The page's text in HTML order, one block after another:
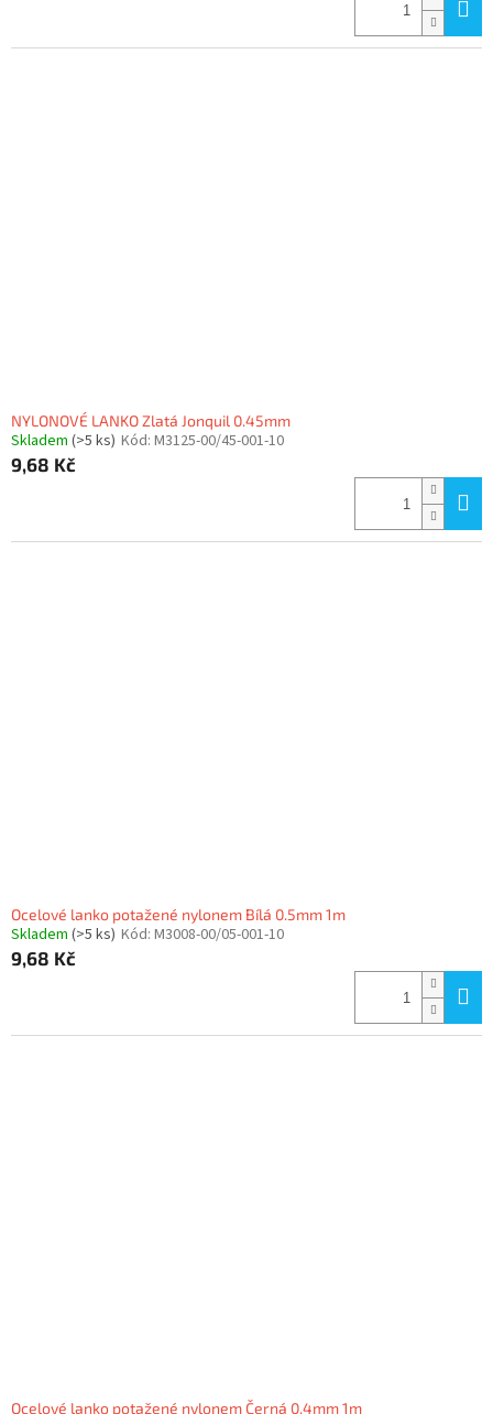
NYLONOVÉ LANKO Zlatá Jonquil 0.45mm
Skladem (>5 ks) Kód: M3125-00/45-001-10
9,68 Kč
Ocelové lanko potažené nylonem Bílá 0.5mm 1m
Skladem (>5 ks) Kód: M3008-00/05-001-10
9,68 Kč
Ocelové lanko potažené nylonem Černá 0.4mm 1m